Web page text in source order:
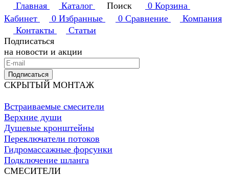
Главная
Каталог Поиск 0 Корзина
Кабинет
0 Избранные 0 Сравнение
Компания
Контакты
Статьи
Подписаться
на новости и акции
Подписаться
СКРЫТЫЙ МОНТАЖ
Встраиваемые смесители
Верхние души
Душевые кронштейны
Переключатели потоков
Гидромассажные форсунки
Подключение шланга
СМЕСИТЕЛИ